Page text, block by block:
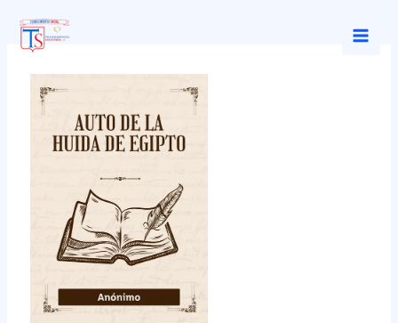
contenido